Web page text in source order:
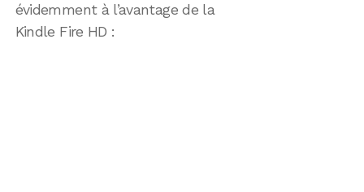
évidemment à l’avantage de la
Kindle Fire HD :